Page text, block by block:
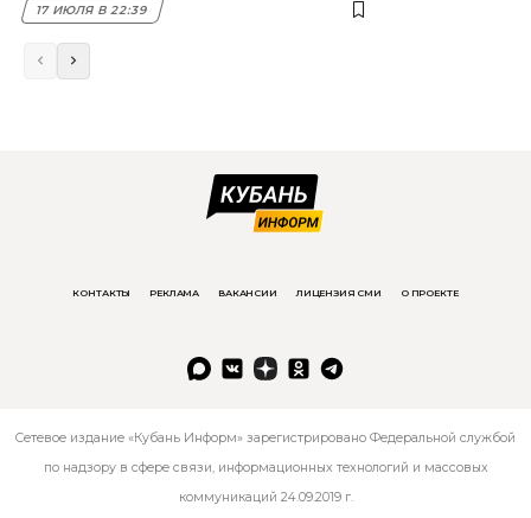
17 ИЮЛЯ В 22:39
КОНТАКТЫ РЕКЛАМА ВАКАНСИИ ЛИЦЕНЗИЯ СМИ О ПРОЕКТЕ
Сетевое издание «Кубань Информ» зарегистрировано Федеральной службой
по надзору в сфере связи, информационных технологий и массовых
коммуникаций 24.09.2019 г.